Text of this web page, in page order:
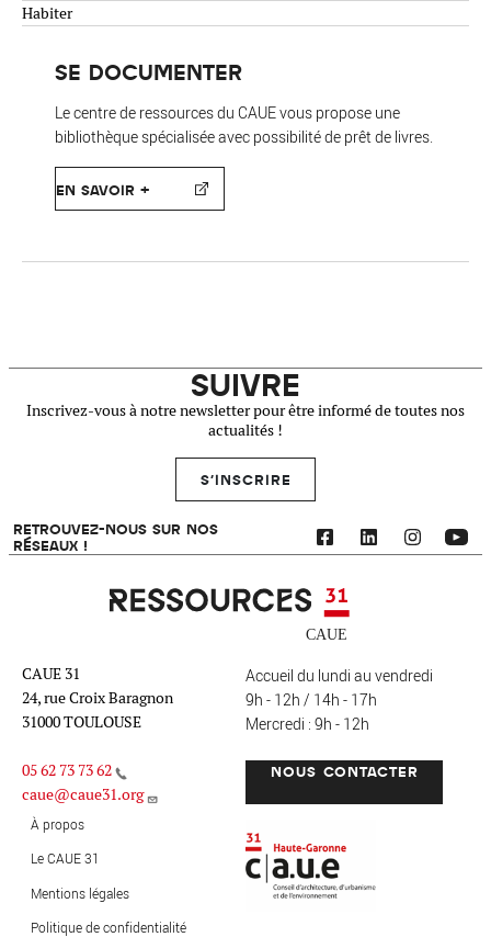
Habiter
SE DOCUMENTER
Le centre de ressources du CAUE vous propose une
bibliothèque spécialisée avec possibilité de prêt de livres.
EN SAVOIR +
SUIVRE
Inscrivez-vous à notre newsletter pour être informé de toutes nos
actualités !
S'INSCRIRE
RETROUVEZ-NOUS SUR NOS
RÉSEAUX !
Ressources 31
CAUE 31
24, rue Croix Baragnon
31000 TOULOUSE
05 62 73 73 62
caue@caue31.org
Accueil du lundi au vendredi
9h - 12h / 14h - 17h
Mercredi : 9h - 12h
NOUS CONTACTER
MENU PIED DE PAGE
À propos
Le CAUE 31
Mentions légales
Politique de confidentialité